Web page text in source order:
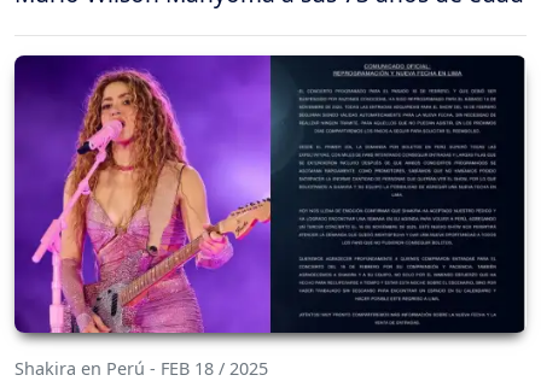
Shakira en Perú - FEB 18 / 2025